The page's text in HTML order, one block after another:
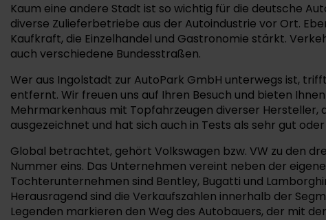
Kaum eine andere Stadt ist so wichtig für die deutsche
diverse Zulieferbetriebe aus der Autoindustrie vor Ort.
Kaufkraft, die Einzelhandel und Gastronomie stärkt.
auch verschiedene Bundesstraßen.
Wer aus Ingolstadt zur AutoPark GmbH unterwegs ist,
entfernt. Wir freuen uns auf Ihren Besuch und bieten
Mehrmarkenhaus mit Topfahrzeugen diverser Hersteller,
ausgezeichnet und hat sich auch in Tests als sehr gut
Global betrachtet, gehört Volkswagen bzw. VW zu den
Nummer eins. Das Unternehmen vereint neben der
Tochterunternehmen sind Bentley, Bugatti und
Herausragend sind die Verkaufszahlen innerhalb der
Legenden markieren den Weg des Autobauers, der mit